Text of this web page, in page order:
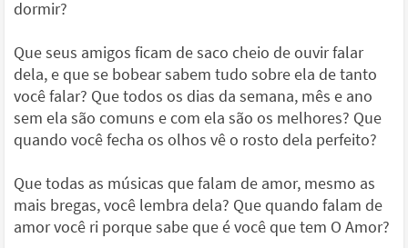
dormir?
Que seus amigos ficam de saco cheio de ouvir falar
dela, e que se bobear sabem tudo sobre ela de tanto
você falar? Que todos os dias da semana, mês e ano
sem ela são comuns e com ela são os melhores? Que
quando você fecha os olhos vê o rosto dela perfeito?
Que todas as músicas que falam de amor, mesmo as
mais bregas, você lembra dela? Que quando falam de
amor você ri porque sabe que é você que tem O Amor?